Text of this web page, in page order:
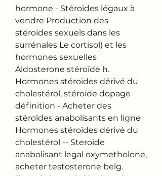
hormone - Stéroïdes légaux à
vendre Production des
stéroïdes sexuels dans les
surrénales Le cortisol) et les
hormones sexuelles
Aldosterone stéroïde h.
Hormones stéroïdes dérivé du
cholestérol, stéroïde dopage
définition - Acheter des
stéroïdes anabolisants en ligne
Hormones stéroïdes dérivé du
cholestérol -- Steroide
anabolisant legal oxymetholone,
acheter testosterone belg.